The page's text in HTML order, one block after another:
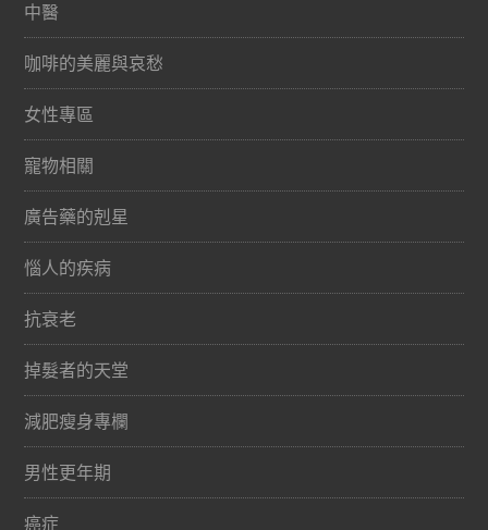
中醫
咖啡的美麗與哀愁
女性專區
寵物相關
廣告藥的剋星
惱人的疾病
抗衰老
掉髮者的天堂
減肥瘦身專欄
男性更年期
癌症